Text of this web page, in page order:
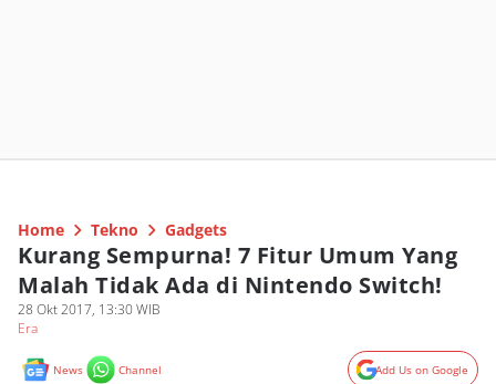
Home Tekno Gadgets
Kurang Sempurna! 7 Fitur Umum Yang
Malah Tidak Ada di Nintendo Switch!
28 Okt 2017, 13:30 WIB
Era
News Channel Add Us on Google